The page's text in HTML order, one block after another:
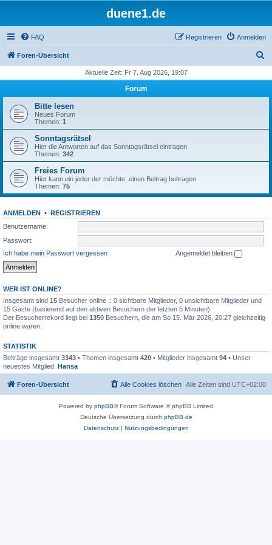
duene1.de
FAQ Anmelden
Registrieren
Foren-Übersicht
h
Aktuelle Zeit: Fr 7. Aug 2026, 19:07
Forum
Bitte lesen
Neues Forum
Themen: 1
Sonntagsrätsel
Hier die Antworten auf das Sonntagsrätsel eintragen
Themen: 342
Freies Forum
Hier kann ein jeder der möchte, einen Beitrag beitragen.
Themen: 75
ANMELDEN • REGISTRIEREN
Benutzername:
Passwort:
Ich habe mein Passwort vergessen
Angemeldet bleiben
WER IST ONLINE?
Insgesamt sind 15 Besucher online :: 0 sichtbare Mitglieder, 0 unsichtbare Mitglieder und
15 Gäste (basierend auf den aktiven Besuchern der letzten 5 Minuten)
Der Besucherrekord liegt bei 1350 Besuchern, die am So 15. Mär 2026, 20:27 gleichzeitig
online waren.
STATISTIK
Beiträge insgesamt 3343 • Themen insgesamt 420 • Mitglieder insgesamt 94 • Unser
neuestes Mitglied: Hansa
Foren-Übersicht Alle Zeiten sind UTC+02:00
Alle Cookies löschen
Powered by phpBB® Forum Software © phpBB Limited
Deutsche Übersetzung durch phpBB.de
Datenschutz| Nutzungsbedingungen